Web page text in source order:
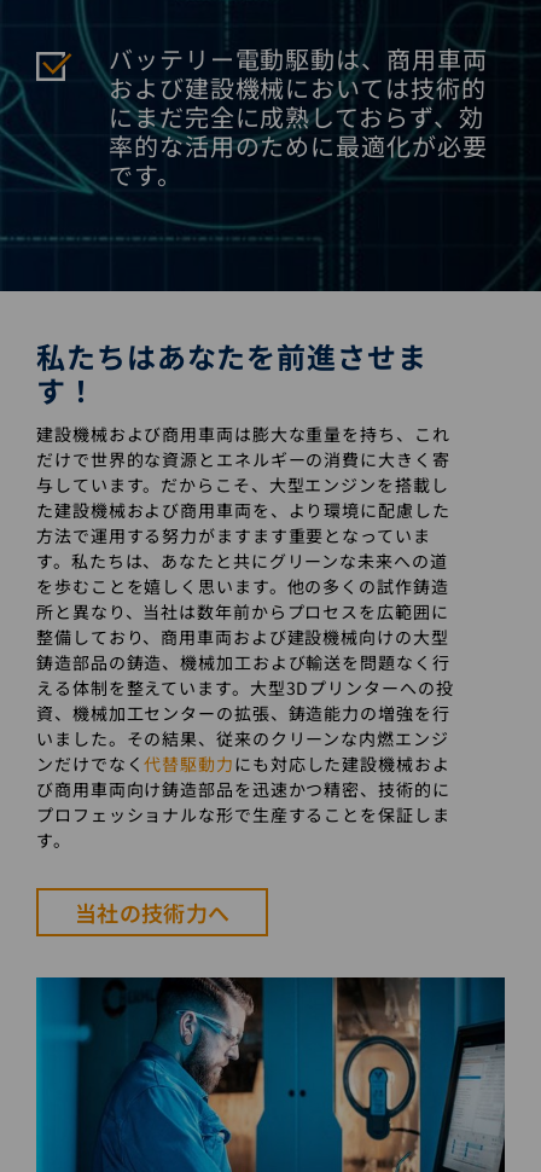
バッテリー電動駆動は、商用車両
および建設機械においては技術的
にまだ完全に成熟しておらず、効
率的な活用のために最適化が必要
です。
私たちはあなたを前進させま
す！
建設機械および商用車両は膨大な重量を持ち、これ
だけで世界的な資源とエネルギーの消費に大きく寄
与しています。だからこそ、大型エンジンを搭載し
た建設機械および商用車両を、より環境に配慮した
方法で運用する努力がますます重要となっていま
す。私たちは、あなたと共にグリーンな未来への道
を歩むことを嬉しく思います。他の多くの試作鋳造
所と異なり、当社は数年前からプロセスを広範囲に
整備しており、商用車両および建設機械向けの大型
鋳造部品の鋳造、機械加工および輸送を問題なく行
える体制を整えています。大型3Dプリンターへの投
資、機械加工センターの拡張、鋳造能力の増強を行
いました。その結果、従来のクリーンな内燃エンジ
ンだけでなく代替駆動力にも対応した建設機械およ
び商用車両向け鋳造部品を迅速かつ精密、技術的に
プロフェッショナルな形で生産することを保証しま
す。
当社の技術力へ